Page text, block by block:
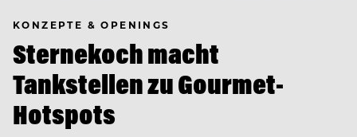
KONZEPTE & OPENINGS
Sternekoch macht
Tankstellen zu Gourmet-
Hotspots